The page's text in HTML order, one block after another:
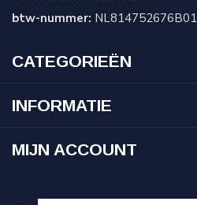
btw-nummer: NL814752676B01
CATEGORIEËN
INFORMATIE
MIJN ACCOUNT